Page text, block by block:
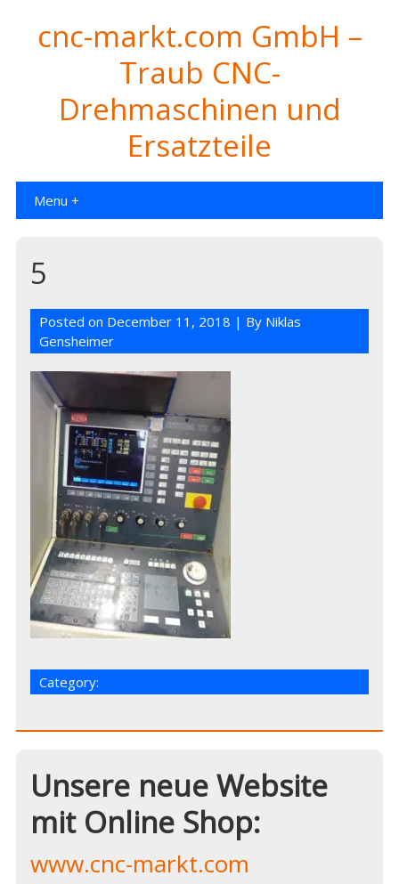
cnc-markt.com GmbH –
Traub CNC-
Drehmaschinen und
Ersatzteile
Menu +
5
Posted on December 11, 2018 | By Niklas
Gensheimer
Category:
Unsere neue Website
mit Online Shop:
www.cnc-markt.com